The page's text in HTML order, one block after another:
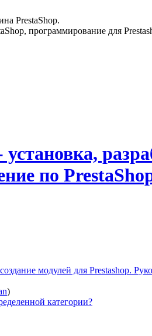
PrestaShop.
программирование для
модулей для Prestashop.
)
категории?